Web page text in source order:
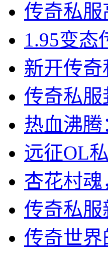
传奇私
1.95变态
新开传
传奇私
热血沸
远征OL
杏花村
传奇私
传奇世